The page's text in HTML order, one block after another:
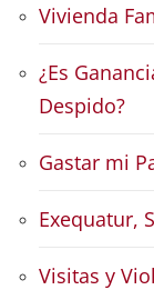
Vivienda
¿Es
Despido?
Gastar mi
Exequatur,
Visitas y